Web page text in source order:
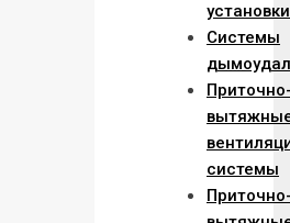
установки
Системы
системы